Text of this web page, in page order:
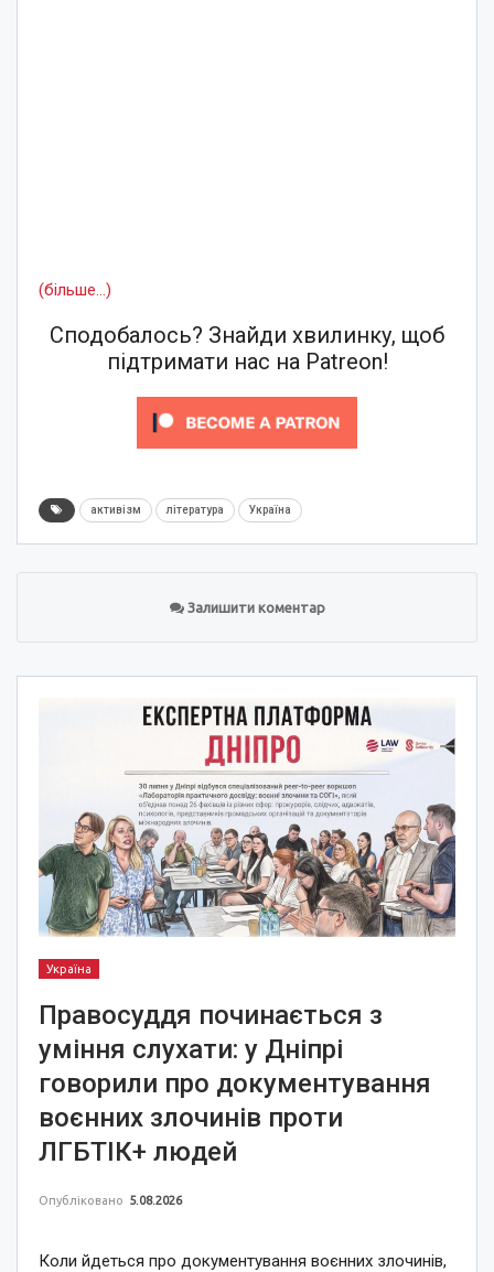
(більше…)
Сподобалось? Знайди хвилинку, щоб
підтримати нас на Patreon!
активізм література Україна
Залишити коментар
Україна
Правосуддя починається з
уміння слухати: у Дніпрі
говорили про документування
воєнних злочинів проти
ЛГБТІК+ людей
Опубліковано 5.08.2026
Коли йдеться про документування воєнних злочинів,